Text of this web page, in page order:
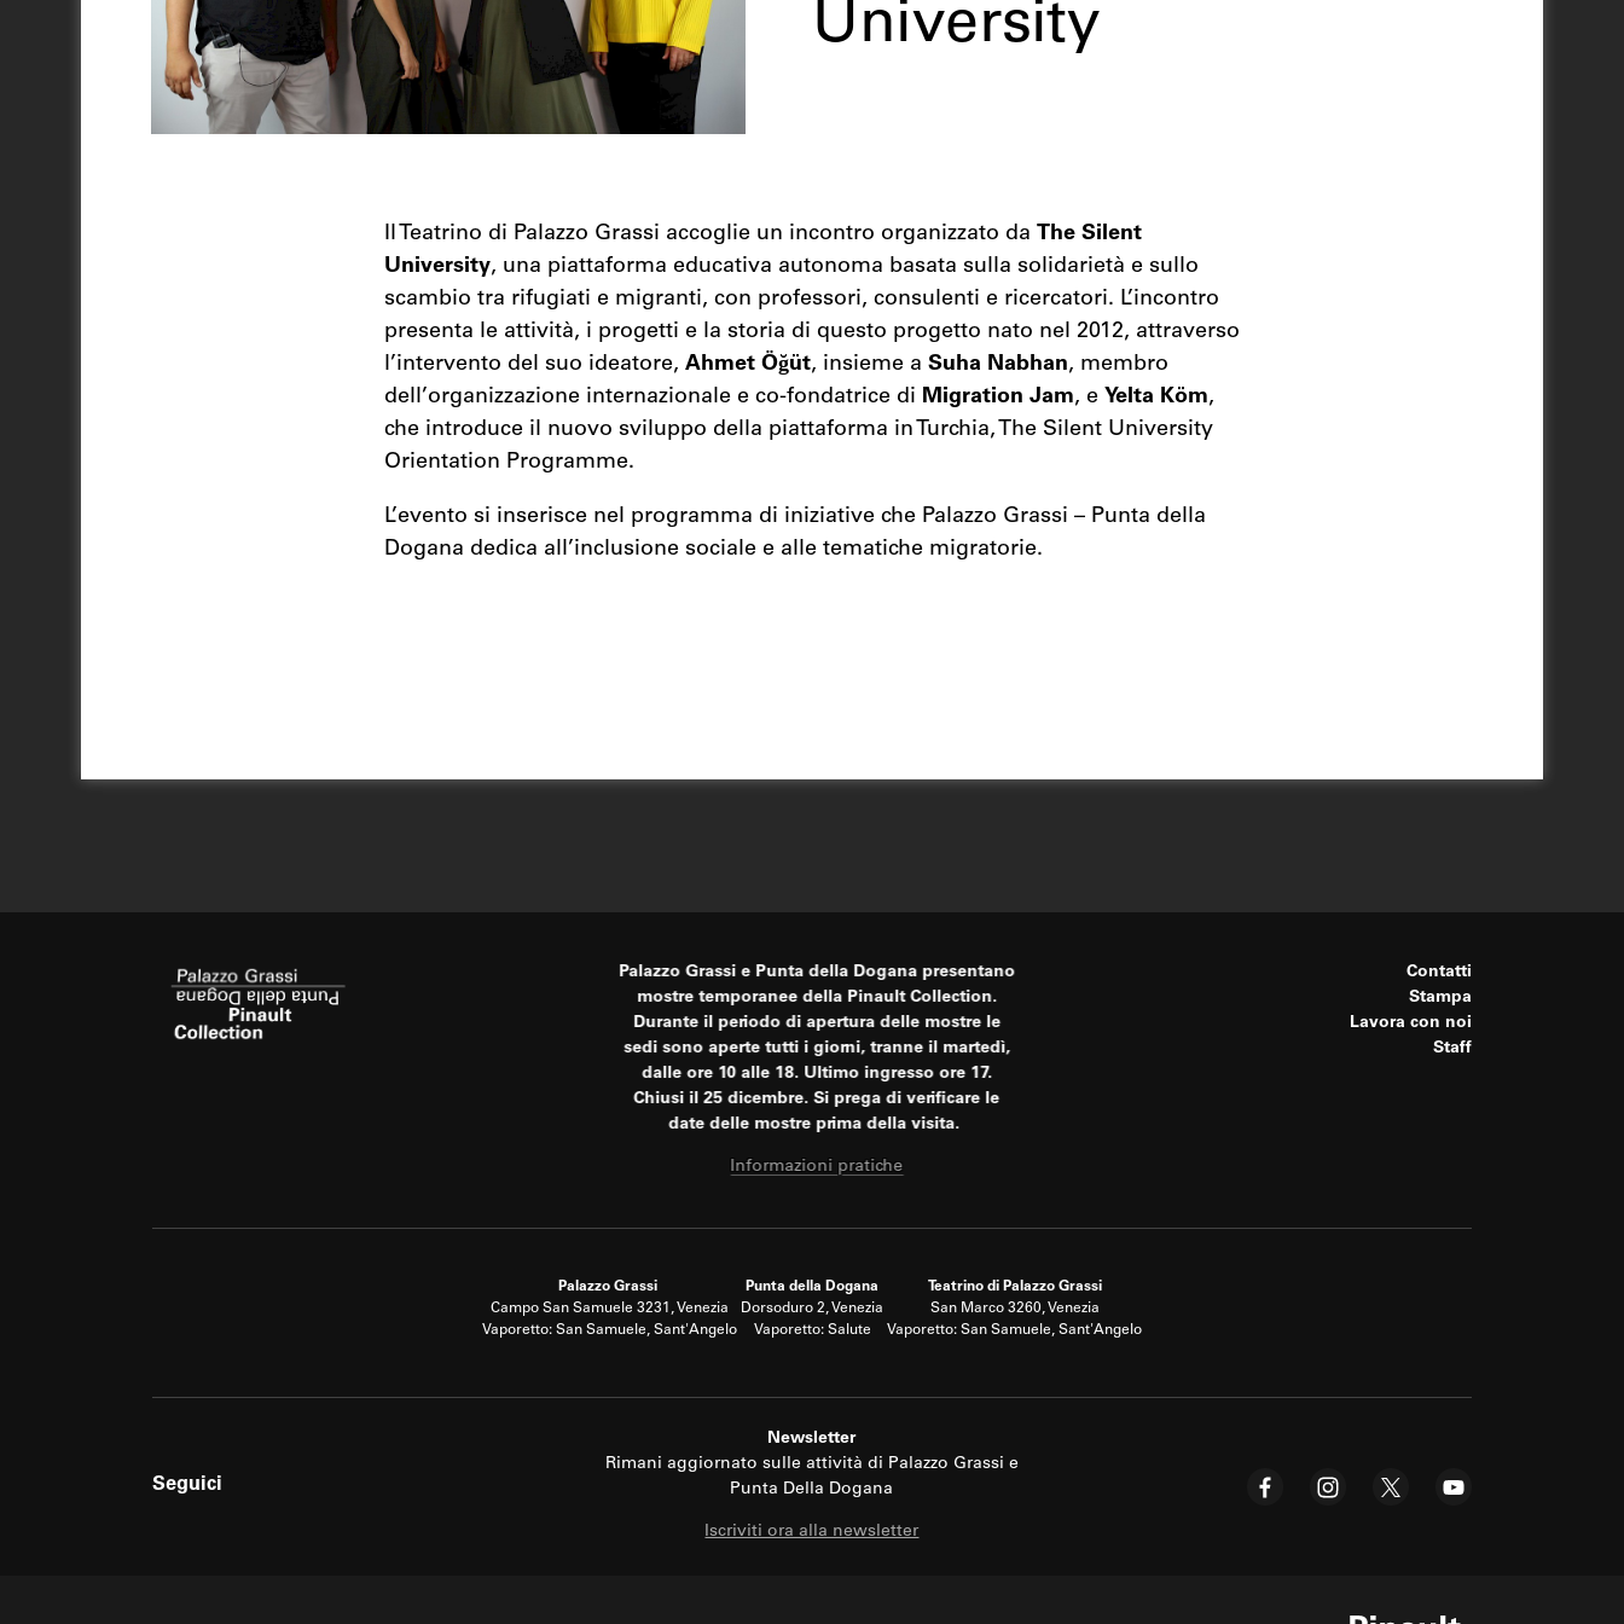
University
Il Teatrino di Palazzo Grassi accoglie un incontro organizzato da The Silent
University, una piattaforma educativa autonoma basata sulla solidarietà e sullo
scambio tra rifugiati e migranti, con professori, consulenti e ricercatori. L’incontro
presenta le attività, i progetti e la storia di questo progetto nato nel 2012, attraverso
l’intervento del suo ideatore, Ahmet Öğüt, insieme a Suha Nabhan, membro
dell’organizzazione internazionale e co-fondatrice di Migration Jam, e Yelta Köm,
che introduce il nuovo sviluppo della piattaforma in Turchia, The Silent University
Orientation Programme.
L’evento si inserisce nel programma di iniziative che Palazzo Grassi – Punta della
Dogana dedica all’inclusione sociale e alle tematiche migratorie.
Palazzo Grassi e Punta della Dogana presentano
mostre temporanee della Pinault Collection.
Durante il periodo di apertura delle mostre le
sedi sono aperte tutti i giorni, tranne il martedì,
dalle ore 10 alle 18. Ultimo ingresso ore 17.
Chiusi il 25 dicembre. Si prega di verificare le
date delle mostre prima della visita.
Informazioni pratiche
Contatti
Stampa
Lavora con noi
Staff
Palazzo Grassi
Campo San Samuele 3231, Venezia
Vaporetto: San Samuele, Sant'Angelo
Punta della Dogana
Dorsoduro 2, Venezia
Vaporetto: Salute
Teatrino di Palazzo Grassi
San Marco 3260, Venezia
Vaporetto: San Samuele, Sant'Angelo
Seguici
Newsletter
Rimani aggiornato sulle attività di Palazzo Grassi e
Punta Della Dogana
Iscriviti ora alla newsletter